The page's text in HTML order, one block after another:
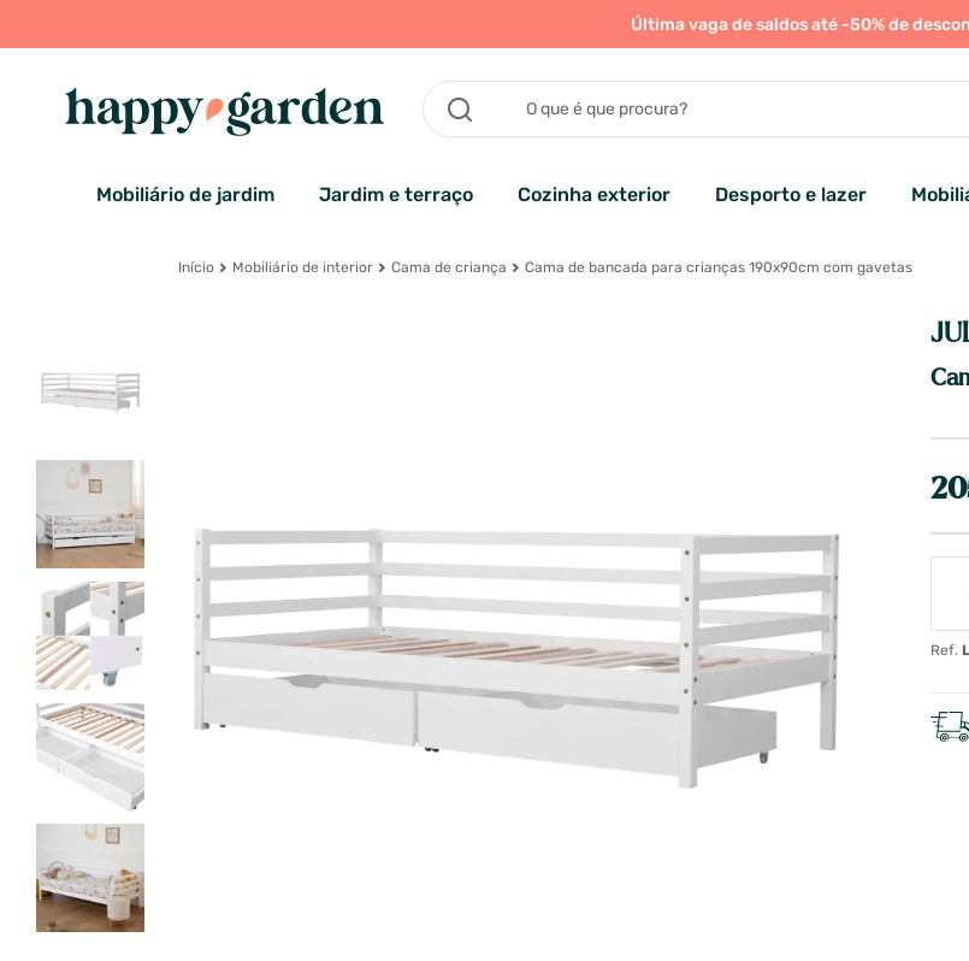
Última vaga de saldos até -50% de
Mobiliário de jardim Jardim e terraço Cozinha exterior Desporto e lazer
Início Mobiliário de interior Cama de criança Cama de bancada para crianças 190x90cm com gavetas
Ref.